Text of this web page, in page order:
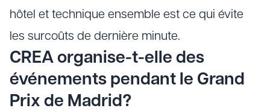
hôtel et technique ensemble est ce qui évite
les surcoûts de dernière minute.
CREA organise-t-elle des
événements pendant le Grand
Prix de Madrid?